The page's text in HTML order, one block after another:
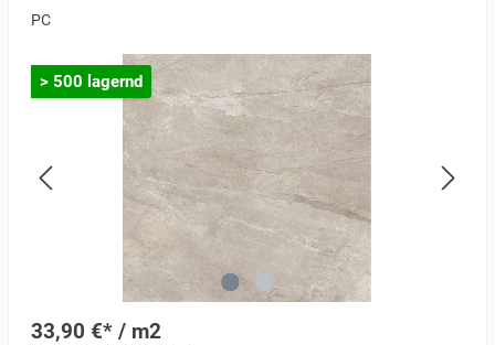
PC
> 500 lagernd
33,90 €* / m2